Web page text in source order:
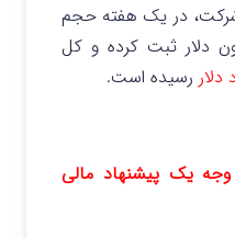
در یک هفته حجم
معادل ۲۸.۶ میلیون دلار ثبت کرده و کل
رسیده است.
یک پیشنهاد مالی